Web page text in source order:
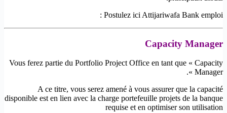
Postulez ici Attijariwafa Bank emploi :
Capacity Manager
Vous ferez partie du Portfolio Project Office en tant que « Capacity
Manager ».
A ce titre, vous serez amené à vous assurer que la capacité
disponible est en lien avec la charge portefeuille projets de la banque
requise et en optimiser son utilisation